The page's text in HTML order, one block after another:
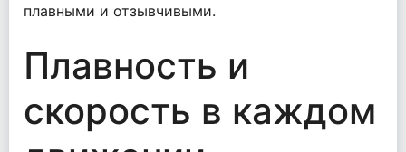
плавными и отзывчивыми.
Плавность и
скорость в каждом